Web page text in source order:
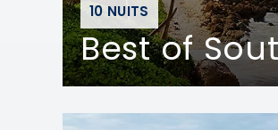
10 NUITS
Best of